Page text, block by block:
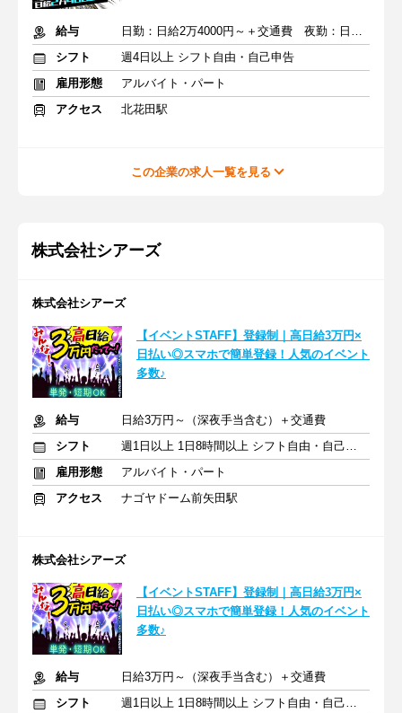
給与
日勤：日給2万4000円～＋交通費 夜勤：日給3万円～＋交通費
シフト
週4日以上 シフト自由・自己申告
雇用形態
アルバイト・パート
アクセス
北花田駅
この企業の求人一覧を見る
株式会社シアーズ
株式会社シアーズ
【イベントSTAFF】登録制｜高日給3万円×
日払い◎スマホで簡単登録！人気のイベント
多数♪
給与
日給3万円～（深夜手当含む）＋交通費
シフト
週1日以上 1日8時間以上 シフト自由・自己申告
雇用形態
アルバイト・パート
アクセス
ナゴヤドーム前矢田駅
株式会社シアーズ
【イベントSTAFF】登録制｜高日給3万円×
日払い◎スマホで簡単登録！人気のイベント
多数♪
給与
日給3万円～（深夜手当含む）＋交通費
シフト
週1日以上 1日8時間以上 シフト自由・自己申告